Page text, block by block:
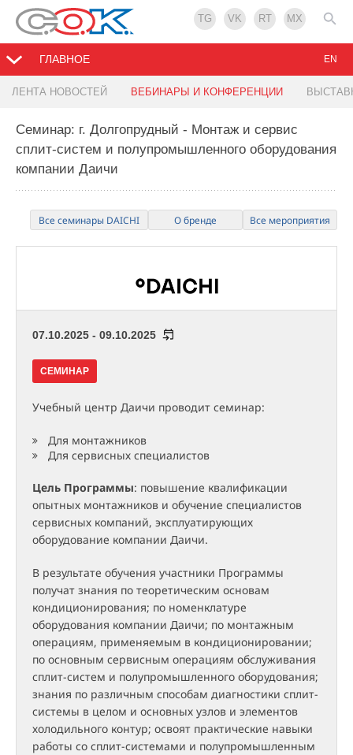
TG VK RT MX
ГЛАВНОЕ
ЛЕНТА НОВОСТЕЙ ВЕБИНАРЫ И КОНФЕРЕНЦИИ
EN
Семинар: г. Долгопрудный - Монтаж и сервис
сплит-систем и полупромышленного оборудования
компании Даичи
Все семинары DAICHI О бренде Все мероприятия
07.10.2025 - 09.10.2025
СЕМИНАР
Учебный центр Даичи проводит семинар:
Для монтажников
Для сервисных специалистов
Цель Программы: повышение квалификации
опытных монтажников и обучение специалистов
сервисных компаний, эксплуатирующих
оборудование компании Даичи.
В результате обучения участники Программы
получат знания по теоретическим основам
кондиционирования; по номенклатуре
оборудования компании Даичи; по монтажным
операциям, применяемым в кондиционировании;
по основным сервисным операциям обслуживания
сплит-систем и полупромышленного оборудования;
знания по различным способам диагностики сплит-
системы в целом и основных узлов и элементов
холодильного контур; освоят практические навыки
работы со сплит-системами и полупромышленным